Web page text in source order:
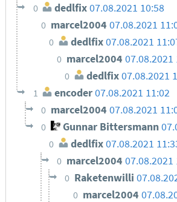
0 dedlfix07.08.2021 10:58
0 marcel2004 07.08.2021
0 dedlfix07.08.2021
0 marcel200407.08.2021
0 dedlfix07.08.2021
1 encoder07.08.2021 11:02
0 marcel2004 07.08.2021
0 Gunnar Bittersmann
0 dedlfix07.08.2021
0 marcel200407.08.2021
0 Raketenwilli
0 marcel2004